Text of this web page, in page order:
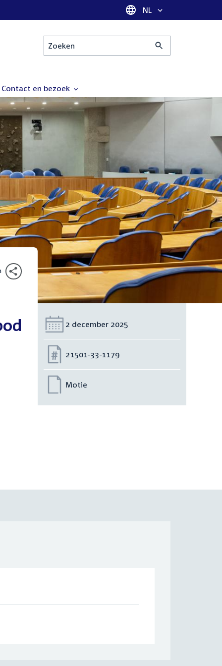
Taal selectie
NL
Zoeken
Contact en bezoek
Datum:
2 december 2025
Nummer:
21501-33-1179
Motie